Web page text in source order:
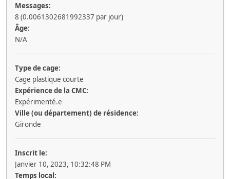
Messages:
8 (0.0061302681992337 par jour)
Âge:
N/A
Type de cage:
Cage plastique courte
Expérience de la CMC:
Expérimenté.e
Ville (ou département) de résidence:
Gironde
Inscrit le:
Janvier 10, 2023, 10:32:48 PM
Temps local: